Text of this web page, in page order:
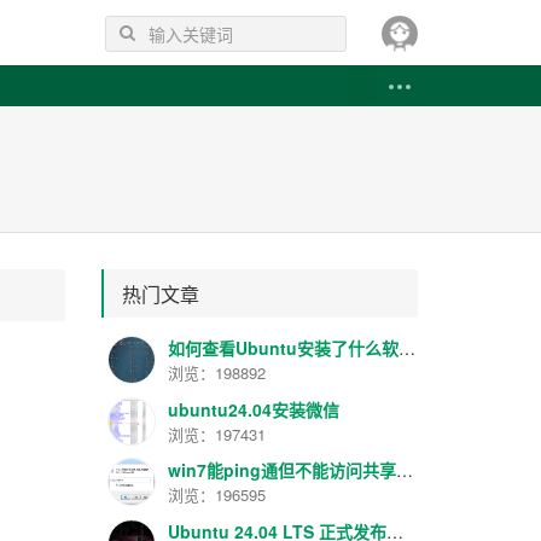
热门文章
如何查看Ubuntu安装了什么软件 如何卸载已安装的软件
浏览：198892
ubuntu24.04安装微信
浏览：197431
win7能ping通但不能访问共享解决方法
浏览：196595
Ubuntu 24.04 LTS 正式发布！代号 “Noble Numbat”，性能提升明显